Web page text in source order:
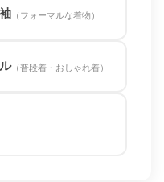
（フォーマルな着物）
（普段着・おしゃれ着）